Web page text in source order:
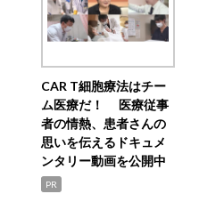
CAR T細胞療法はチー
ム医療だ！ 医療従事
者の情熱、患者さんの
思いを伝えるドキュメ
ンタリー動画を公開中
PR